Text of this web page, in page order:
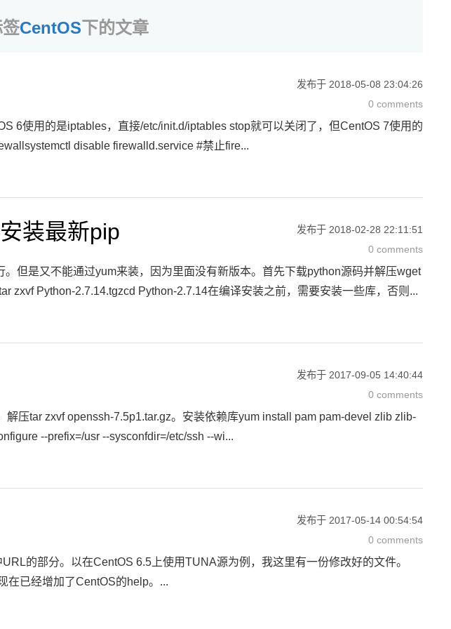
CentOS下的文章
发布于 2018-05-08 23:04:26
0 comments
6使用的是iptables，直接/etc/init.d/iptables stop就可以关闭了，但CentOS 7使用的
disable firewalld.service #禁止fire...
发布于 2018-02-28 22:11:51
0 comments
装最新pip
但是又不能通过yum来装，因为里面没有新版本。首先下载python源码并解压wget
zxvf Python-2.7.14.tgzcd Python-2.7.14在编译安装之前，需要安装一些库，否则...
发布于 2017-09-05 14:40:44
0 comments
压tar zxvf openssh-7.5p1.tar.gz。安装依赖库yum install pam pam-devel zlib zlib-
--prefix=/usr --sysconfdir=/etc/ssh --wi...
发布于 2017-05-14 00:54:54
0 comments
的部分。以在CentOS 6.5上使用TUNA源为例，我这里有一份修改好的文件。
在已经增加了CentOS的help。...